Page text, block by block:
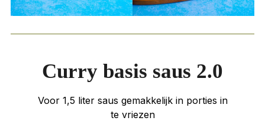
Curry basis saus 2.0
Voor 1,5 liter saus gemakkelijk in porties in
te vriezen